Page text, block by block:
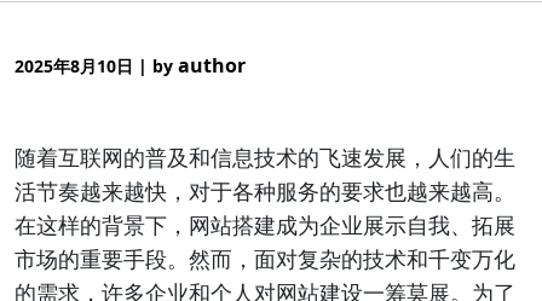
2025年8月10日 | by author
随着互联网的普及和信息技术的飞速发展，人们的生
活节奏越来越快，对于各种服务的要求也越来越高。
在这样的背景下，网站搭建成为企业展示自我、拓展
市场的重要手段。然而，面对复杂的技术和千变万化
的需求，许多企业和个人对网站建设一筹莫展。为了